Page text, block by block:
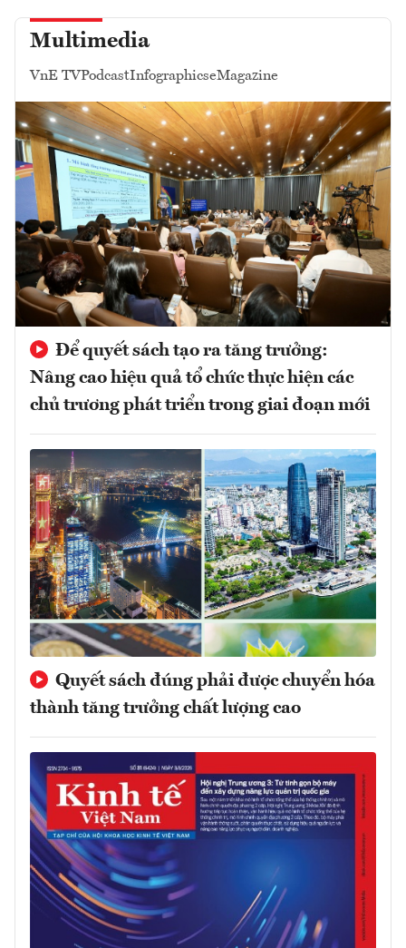
Multimedia
VnE TVPodcastInfographicseMagazine
Để quyết sách tạo ra tăng trưởng:
Nâng cao hiệu quả tổ chức thực hiện các
chủ trương phát triển trong giai đoạn mới
Quyết sách đúng phải được chuyển hóa
thành tăng trưởng chất lượng cao